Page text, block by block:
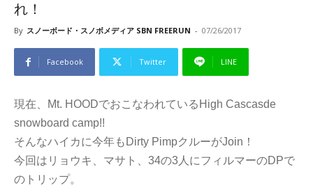
れ！
By スノーボード・スノボメディア SBN FREERUN - 07/26/2017
Facebook Twitter LINE
現在、Mt. HOODでおこなわれているHigh Cascasde
snowboard camp!!
そんなハイカに今年もDirty PimpクルーがJoin！
今回はリョウキ、マサト、34の3人にフィルマーのDPで
のトリップ。